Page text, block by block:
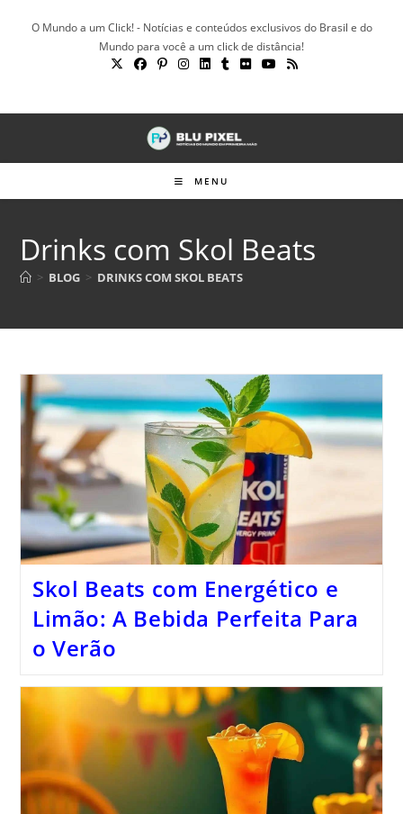
O Mundo a um Click! - Notícias e conteúdos exclusivos do Brasil e do
Mundo para você a um click de distância!
MENU
Drinks com Skol Beats
> BLOG > DRINKS COM SKOL BEATS
Skol Beats com Energético e
Limão: A Bebida Perfeita Para
o Verão